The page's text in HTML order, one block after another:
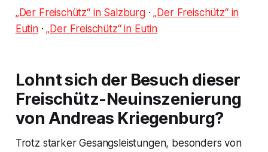
„Der Freischütz“ in Salzburg·„Der Freischütz“ in
Eutin·„Der Freischütz“ in Eutin
Lohnt sich der Besuch dieser
Freischütz-Neuinszenierung
von Andreas Kriegenburg?
Trotz starker Gesangsleistungen, besonders von